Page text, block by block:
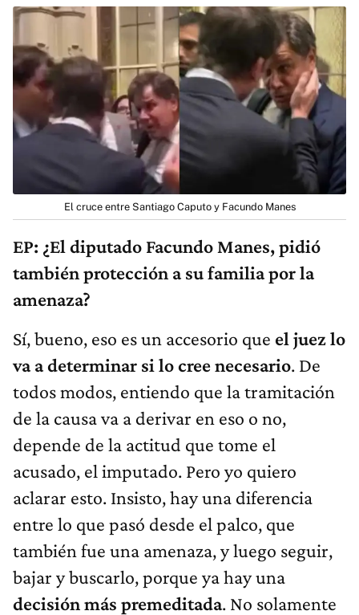
El cruce entre Santiago Caputo y Facundo Manes
EP: ¿El diputado Facundo Manes, pidió
también protección a su familia por la
amenaza?
Sí, bueno, eso es un accesorio que el juez lo
va a determinar si lo cree necesario. De
todos modos, entiendo que la tramitación
de la causa va a derivar en eso o no,
depende de la actitud que tome el
acusado, el imputado. Pero yo quiero
aclarar esto. Insisto, hay una diferencia
entre lo que pasó desde el palco, que
también fue una amenaza, y luego seguir,
bajar y buscarlo, porque ya hay una
decisión más premeditada. No solamente